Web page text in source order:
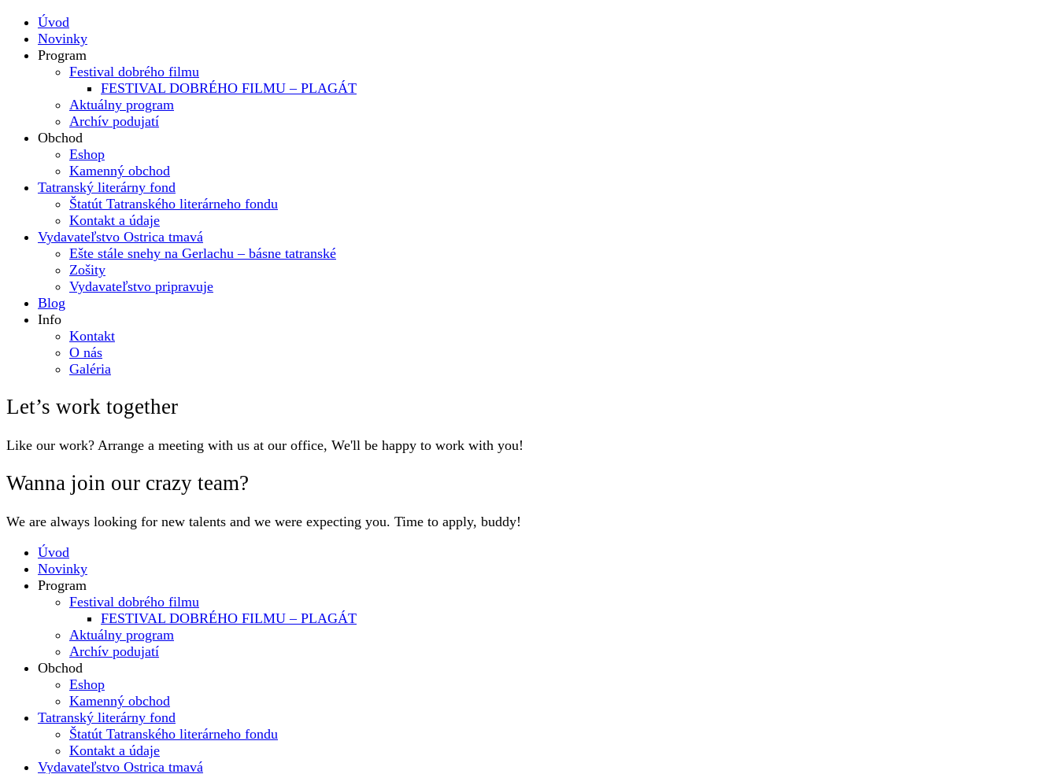
Úvod
Novinky
Program
Festival dobrého filmu
FESTIVAL DOBRÉHO FILMU – PLAGÁT
Aktuálny program
Archív podujatí
Obchod
Eshop
Kamenný obchod
Tatranský literárny fond
Štatút Tatranského literárneho fondu
Kontakt a údaje
Vydavateľstvo Ostrica tmavá
Ešte stále snehy na Gerlachu – básne tatranské
Zošity
Vydavateľstvo pripravuje
Blog
Info
Kontakt
O nás
Galéria
Let’s work together
Like our work? Arrange a meeting with us at our office, We'll be happy to work with you!
Wanna join our crazy team?
We are always looking for new talents and we were expecting you. Time to apply, buddy!
Úvod
Novinky
Program
Festival dobrého filmu
FESTIVAL DOBRÉHO FILMU – PLAGÁT
Aktuálny program
Archív podujatí
Obchod
Eshop
Kamenný obchod
Tatranský literárny fond
Štatút Tatranského literárneho fondu
Kontakt a údaje
Vydavateľstvo Ostrica tmavá